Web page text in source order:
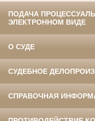
ПОДАЧА
ЭЛЕКТРОННОМ ВИДЕ
О СУДЕ
СУДЕБНОЕ
СПРАВОЧНАЯ